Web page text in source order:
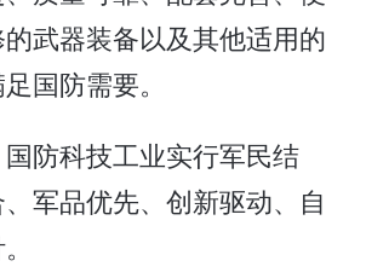
武器装备以及其他适用的
国防需要。
防科技工业实行军民结
军品优先、创新驱动、自